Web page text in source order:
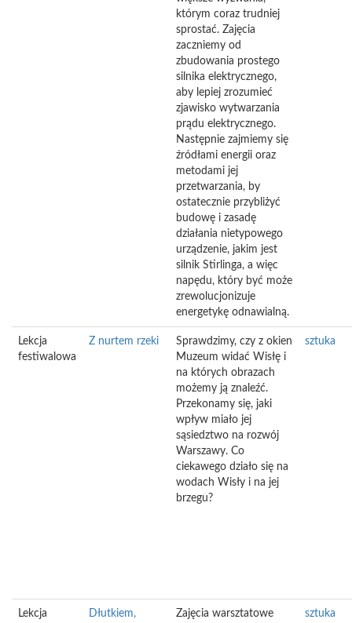
którym coraz trudniej
sprostać. Zajęcia
zaczniemy od
zbudowania prostego
silnika elektrycznego,
aby lepiej zrozumieć
zjawisko wytwarzania
prądu elektrycznego.
Następnie zajmiemy się
źródłami energii oraz
metodami jej
przetwarzania, by
ostatecznie przybliżyć
budowę i zasadę
działania nietypowego
urządzenie, jakim jest
silnik Stirlinga, a więc
napędu, który być może
zrewolucjonizuje
energetykę odnawialną.
Lekcja
festiwalowa
Z nurtem rzeki
Sprawdzimy, czy z okien
Muzeum widać Wisłę i
na których obrazach
możemy ją znaleźć.
Przekonamy się, jaki
wpływ miało jej
sąsiedztwo na rozwój
Warszawy. Co
ciekawego działo się na
wodach Wisły i na jej
brzegu?
sztuka
Lekcja
Dłutkiem,
Zajęcia warsztatowe
sztuka